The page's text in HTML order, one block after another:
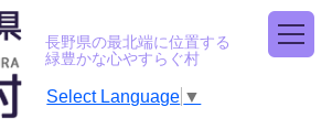
長野県の最北端に位置する
緑豊かな心やすらぐ村
Select Language ▼